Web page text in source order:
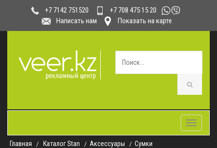
+7 7142 751520
+7 708 475 15 20
Написать нам
Показать на карте
Toggle
Главная
Каталог Stan Аксессуары Сумки